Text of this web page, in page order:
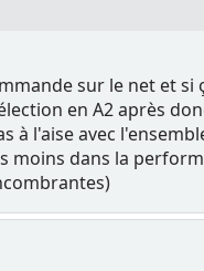
sur le net et
en A2 après
à l'aise avec
moins dans la